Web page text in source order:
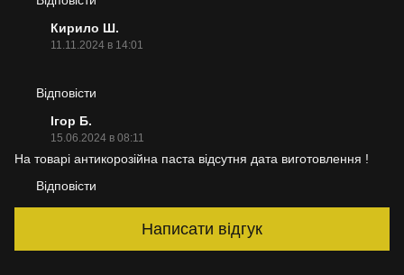
Кирило Ш.
11.11.2024 в 14:01
Відповісти
Ігор Б.
15.06.2024 в 08:11
На товарі антикорозійна паста відсутня дата виготовлення !
Відповісти
Написати відгук